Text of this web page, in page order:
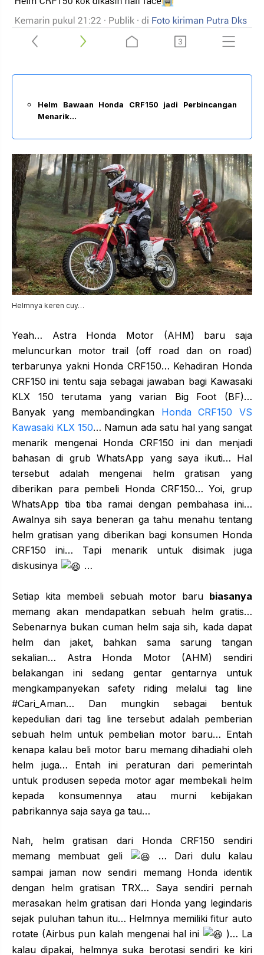
Helm Bawaan Honda CRF150 jadi Perbincangan
Menarik…
Helmnya keren cuy…
Yeah… Astra Honda Motor (AHM) baru saja
meluncurkan motor trail (off road dan on road)
terbarunya yakni Honda CRF150… Kehadiran Honda
CRF150 ini tentu saja sebagai jawaban bagi Kawasaki
KLX 150 terutama yang varian Big Foot (BF)…
Banyak yang membandingkan Honda CRF150 VS
Kawasaki KLX 150… Namun ada satu hal yang sangat
menarik mengenai Honda CRF150 ini dan menjadi
bahasan di grub WhatsApp yang saya ikuti… Hal
tersebut adalah mengenai helm gratisan yang
diberikan para pembeli Honda CRF150… Yoi, grup
WhatsApp tiba tiba ramai dengan pembahasa ini…
Awalnya sih saya beneran ga tahu menahu tentang
helm gratisan yang diberikan bagi konsumen Honda
CRF150 ini… Tapi menarik untuk disimak juga
diskusinya
…
Setiap kita membeli sebuah motor baru biasanya
memang akan mendapatkan sebuah helm gratis…
Sebenarnya bukan cuman helm saja sih, kada dapat
helm dan jaket, bahkan sama sarung tangan
sekalian… Astra Honda Motor (AHM) sendiri
belakangan ini sedang gentar gentarnya untuk
mengkampanyekan safety riding melalui tag line
#Cari_Aman… Dan mungkin sebagai bentuk
kepedulian dari tag line tersebut adalah pemberian
sebuah helm untuk pembelian motor baru… Entah
kenapa kalau beli motor baru memang dihadiahi oleh
helm juga… Entah ini peraturan dari pemerintah
untuk produsen sepeda motor agar membekali helm
kepada konsumennya atau murni kebijakan
pabrikannya saja saya ga tau…
Nah, helm gratisan dari Honda CRF150 sendiri
memang membuat geli
… Dari dulu kalau
sampai jaman now sendiri memang Honda identik
dengan helm gratisan TRX… Saya sendiri pernah
merasakan helm gratisan dari Honda yang legindaris
sejak puluhan tahun itu… Helmnya memiliki fitur auto
rotate (Airbus pun kalah mengenai hal ini
)… La
kalau dipakai, helmnya suka berotasi sendiri ke kiri